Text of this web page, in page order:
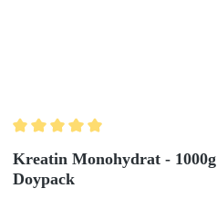
Kreatin Monohydrat - 1000g
Doypack